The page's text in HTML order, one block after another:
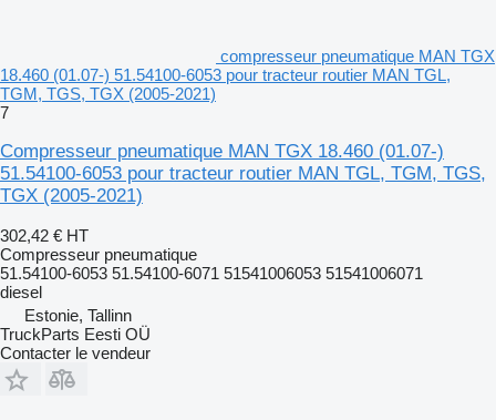
compresseur pneumatique MAN TGX
18.460 (01.07-) 51.54100-6053 pour tracteur routier MAN TGL,
TGM, TGS, TGX (2005-2021)
7
Compresseur pneumatique MAN TGX 18.460 (01.07-)
51.54100-6053 pour tracteur routier MAN TGL, TGM, TGS,
TGX (2005-2021)
302,42 € HT
Compresseur pneumatique
51.54100-6053 51.54100-6071 51541006053 51541006071
diesel
Estonie, Tallinn
TruckParts Eesti OÜ
Contacter le vendeur